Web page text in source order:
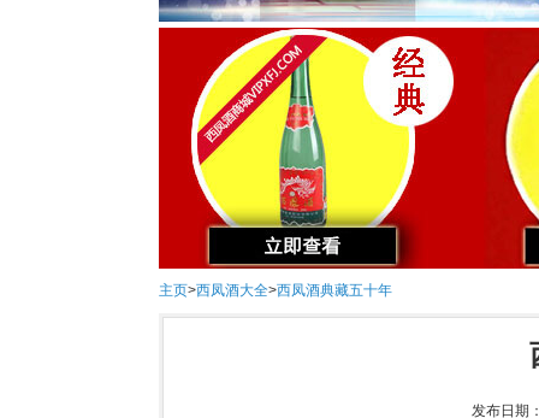
主页>西凤酒大全>西凤酒典藏五十年
发布日期